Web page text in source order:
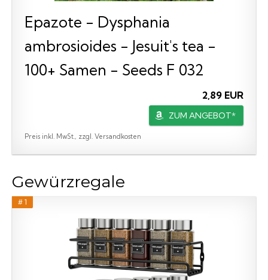
Epazote - Dysphania
ambrosioides - Jesuit's tea -
100+ Samen - Seeds F 032
2,89 EUR
ZUM ANGEBOT*
Preis inkl. MwSt., zzgl. Versandkosten
Gewürzregale
# 1